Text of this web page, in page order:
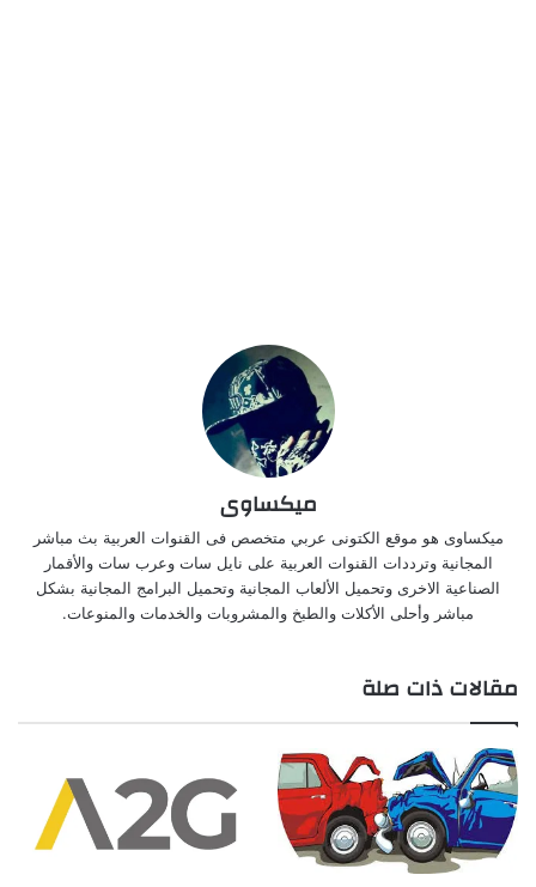
ميكساوى
ميكساوى هو موقع الكتونى عربي متخصص فى القنوات العربية بث مباشر
المجانية وترددات القنوات العربية على نايل سات وعرب سات والأقمار
الصناعية الاخرى وتحميل الألعاب المجانية وتحميل البرامج المجانية بشكل
مباشر وأحلى الأكلات والطبخ والمشروبات والخدمات والمنوعات.
مقالات ذات صلة